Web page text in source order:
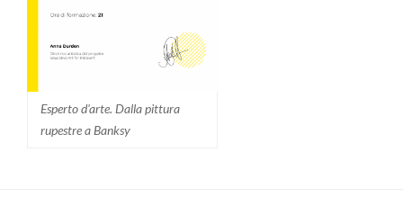
Esperto d'arte. Dalla pittura
rupestre a Banksy